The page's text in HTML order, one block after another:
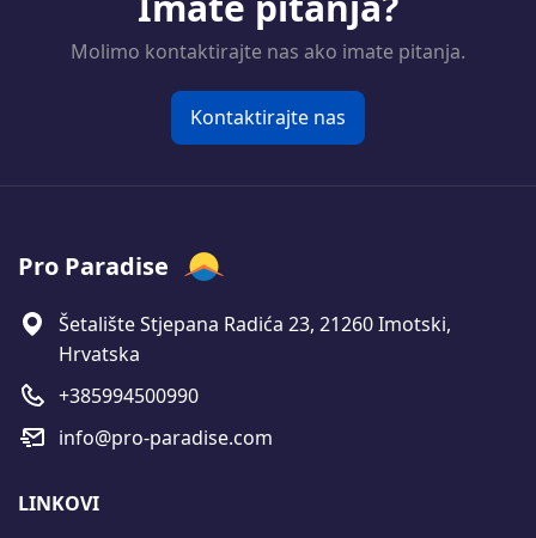
Molimo kontaktirajte nas ako imate pitanja.
Kontaktirajte nas
Pro Paradise
Šetalište Stjepana Radića 23, 21260 Imotski,
Hrvatska
+385994500990
info@pro-paradise.com
LINKOVI